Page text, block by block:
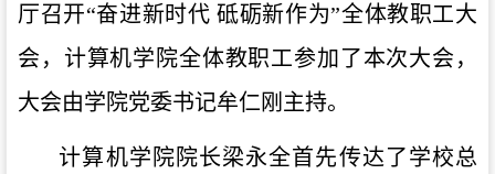
厅召开“奋进新时代 砥砺新作为”全体教职工大
会，计算机学院全体教职工参加了本次大会，
大会由学院党委书记牟仁刚主持。
计算机学院院长梁永全首先传达了学校总